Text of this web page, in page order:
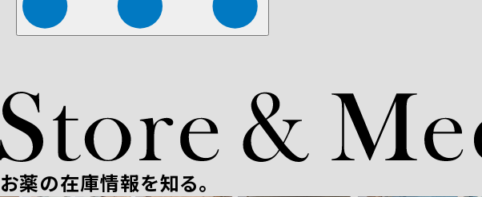
お薬の在庫情報を知る。